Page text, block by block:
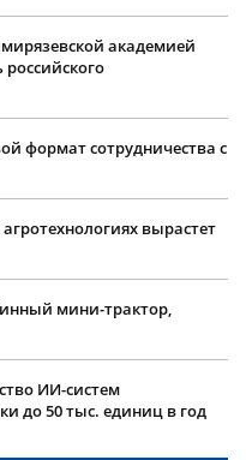
академией
формат сотрудничества с
вырастет
мини-трактор,
ИИ-систем
до 50 тыс. единиц в год